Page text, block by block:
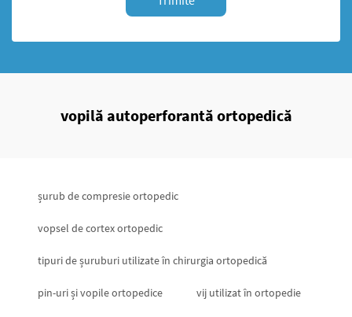
vopilă autoperforantă ortopedică
șurub de compresie ortopedic
vopsel de cortex ortopedic
tipuri de șuruburi utilizate în chirurgia ortopedică
pin-uri și vopile ortopedice vij utilizat în ortopedie